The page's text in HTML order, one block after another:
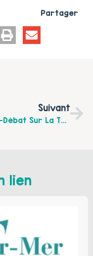
Partager
Suivant
Ciné-Débat Sur La Thématique De La Solidarité Alimentaire
lien